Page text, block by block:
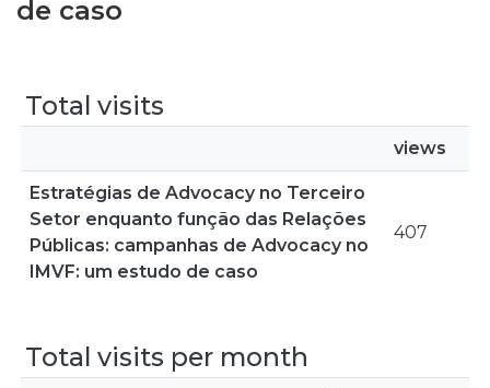
de caso
Total visits
views
Estratégias de Advocacy no Terceiro
Setor enquanto função das Relações
Públicas: campanhas de Advocacy no
IMVF: um estudo de caso
407
Total visits per month